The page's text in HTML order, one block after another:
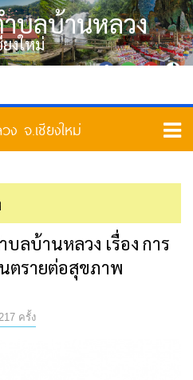
บลบ้านหลวง
งใหม่
ลบ้านหลวง เรื่อง การ
ตรายต่อสุขภาพ
ครั้ง